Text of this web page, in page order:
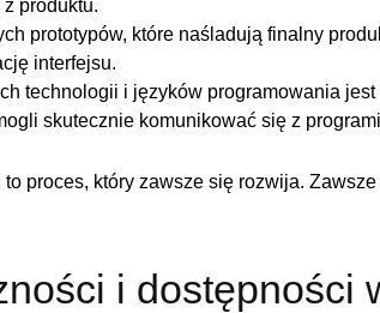
produktu.
prototypów,‍ które naśladują finalny
interfejsu.
technologii i języków programowania
skutecznie komunikować się z‌
proces, który​ zawsze​ się ⁣rozwija.
i dostępności